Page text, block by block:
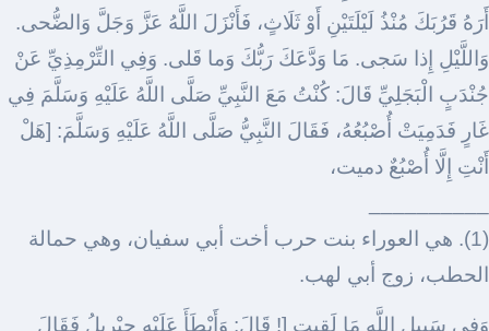
أَرَهُ قَرُبَكَ مُنْذُ لَيْلَتَيْنِ أَوْ ثَلَاثٍ، فَأَنْزَلَ اللَّهُ عَزَّ وَجَلَّ وَالضُّحى.
وَاللَّيْلِ إِذا سَجى. مَا وَدَّعَكَ رَبُّكَ وَما قَلى. وَفِي التِّرْمِذِيِّ عَنْ
جُنْدَبٍ الْبَجَلِيِّ قَالَ: كُنْتُ مَعَ النَّبِيِّ صَلَّى اللَّهُ عَلَيْهِ وَسَلَّمَ فِي
غَارٍ فَدَمِيَتْ أُصْبُعُهُ، فَقَالَ النَّبِيُّ صَلَّى اللَّهُ عَلَيْهِ وَسَلَّمَ: [هَلْ
أَنْتِ إِلَّا أُصْبُعٌ دميت،
(1). هي العوراء بنت حرب أخت أبي سفيان، وهي حمالة
الحطب، زوج أبي لهب.
وَفِي سَبِيلِ اللَّهِ مَا لَقِيتِ [! قَالَ: وَأَبْطَأَ عَلَيْهِ جِبْرِيلُ فَقَالَ